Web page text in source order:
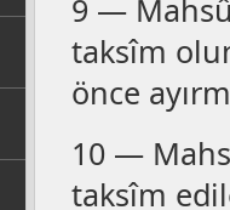
9 —
taksîm
önce
10 —
taksîm